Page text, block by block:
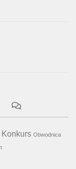
Konkurs Obwodnica